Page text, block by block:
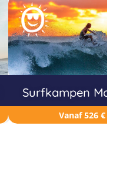
Surfkampen
Vanaf 526 €